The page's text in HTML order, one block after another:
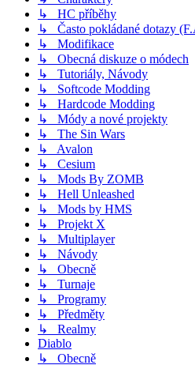
↳ HC příběhy
↳ Často pokládané dotazy
↳ Modifikace
↳ Obecná diskuze o módech
↳ Tutoriály, Návody
↳ Softcode Modding
↳ Hardcode Modding
↳ Módy a nové projekty
↳ The Sin Wars
↳ Avalon
↳ Cesium
↳ Mods By ZOMB
↳ Hell Unleashed
↳ Mods by HMS
↳ Projekt X
↳ Multiplayer
↳ Návody
↳ Obecně
↳ Turnaje
↳ Programy
↳ Předměty
↳ Realmy
Diablo
↳ Obecně